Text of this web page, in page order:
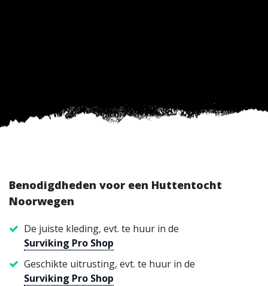
Benodigdheden voor een Huttentocht
Noorwegen
De juiste kleding, evt. te huur in de
Surviking Pro Shop
Geschikte uitrusting, evt. te huur in de
Surviking Pro Shop